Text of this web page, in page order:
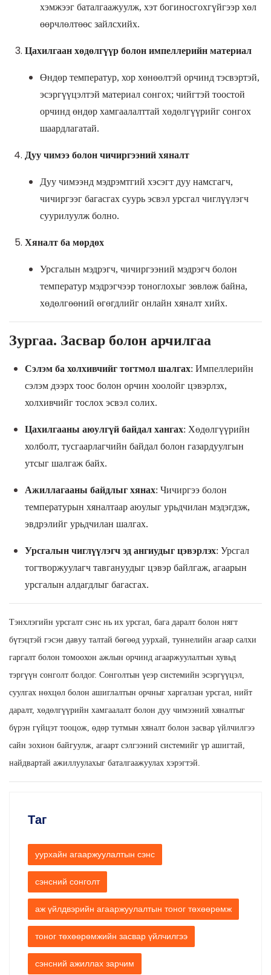
хэмжээг баталгаажуулж, хэт богиносгохгүйгээр хөл
өөрчлөлтөөс зайлсхийх.
Цахилгаан хөдөлгүүр болон импеллерийн материал
Өндөр температур, хор хөнөөлтэй орчинд тэсвэртэй,
эсэргүүцэлтэй материал сонгох; чийгтэй тоостой
орчинд өндөр хамгаалалттай хөдөлгүүрийг сонгох
шаардлагатай.
Дуу чимээ болон чичиргээний хяналт
Дуу чимээнд мэдрэмтгий хэсэгт дуу намсгагч,
чичиргээг багасгах суурь эсвэл урсгал чиглүүлэгч
суурилуулж болно.
Хяналт ба мөрдөх
Урсгалын мэдрэгч, чичиргээний мэдрэгч болон
температур мэдрэгчээр тоноглохыг зөвлөж байна,
хөдөлгөөний өгөгдлийг онлайн хяналт хийх.
Зургаа. Засвар болон арчилгаа
Сэлэм ба холхивчийг тогтмол шалгах: Импеллерийн
сэлэм дээрх тоос болон орчин хоолойг цэвэрлэх,
холхивчийг тослох эсвэл солих.
Цахилгааны аюулгүй байдал хангах: Хөдөлгүүрийн
холболт, тусгаарлагчийн байдал болон газардуулгын
утсыг шалгаж байх.
Ажиллагааны байдлыг хянах: Чичиргээ болон
температурын хяналтаар аюулыг урьдчилан мэдэгдэж,
эвдрэлийг урьдчилан шалгах.
Урсгалын чиглүүлэгч эд ангиудыг цэвэрлэх: Урсгал
тогтворжуулагч тавгануудыг цэвэр байлгаж, агаарын
урсгалын алдагдлыг багасгах.
Тэнхлэгийн урсгалт сэнс нь их урсгал, бага даралт болон нягт
бүтэцтэй гэсэн давуу талтай бөгөөд уурхай, туннелийн агаар салхи
гаргалт болон томоохон ажлын орчинд агааржуулалтын хувьд
тэргүүн сонголт болдог. Сонголтын үеэр системийн эсэргүүцэл,
суулгах нөхцөл болон ашиглалтын орчныг харгалзан урсгал, нийт
даралт, хөдөлгүүрийн хамгаалалт болон дуу чимээний хяналтыг
бүрэн гүйцэт тооцож, өдөр тутмын хяналт болон засвар үйлчилгээ
сайн зохион байгуулж, агаарт сэлгээний системийг үр ашигтай,
найдвартай ажиллуулахыг баталгаажуулах хэрэгтэй.
Таг
уурхайн агааржуулалтын сэнс
сэнсний сонголт
аж үйлдвэрийн агааржуулалтын тоног төхөөрөмж
тоног төхөөрөмжийн засвар үйлчилгээ
сэнсний ажиллах зарчим